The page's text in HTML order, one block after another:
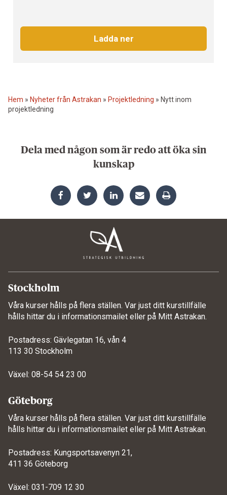
Hem » Nyheter från Astrakan » Projektledning » Nytt inom
projektledning
Dela med någon som är redo att öka sin
kunskap
Stockholm
Våra kurser hålls på flera ställen. Var just ditt kurstillfälle
hålls hittar du i informationsmailet eller på Mitt Astrakan.
Postadress: Gävlegatan 16, vån 4
113 30 Stockholm
Växel: 08-54 54 23 00
Göteborg
Våra kurser hålls på flera ställen. Var just ditt kurstillfälle
hålls hittar du i informationsmailet eller på Mitt Astrakan.
Postadress: Kungsportsavenyn 21,
411 36 Göteborg
Växel: 031-709 12 30